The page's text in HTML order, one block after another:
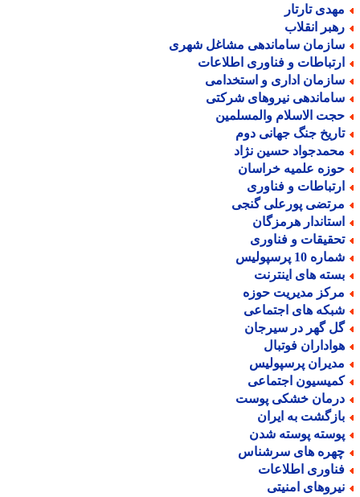
تارتار
انقلاب
ساماندهی مشاغل شهری
و فناوری اطلاعات
اداری و استخدامی
نیروهای شرکتی
الاسلام والمسلمین
جنگ جهانی دوم
حسین نژاد
علمیه خراسان
و فناوری
پورعلی گنجی
هرمزگان
و فناوری
10 پرسپولیس
های اینترنت
مدیریت حوزه
های اجتماعی
گهر در سیرجان
فوتبال
پرسپولیس
اجتماعی
خشکی پوست
به ایران
پوسته شدن
های سرشناس
اطلاعات
امنیتی